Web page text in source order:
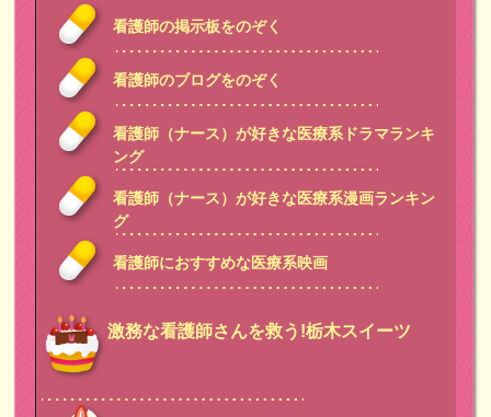
看護師の掲示板をのぞく
看護師のブログをのぞく
看護師（ナース）が好きな医療系ドラマランキ
ング
看護師（ナース）が好きな医療系漫画ランキン
グ
看護師におすすめな医療系映画
激務な看護師さんを救う!栃木スイーツ